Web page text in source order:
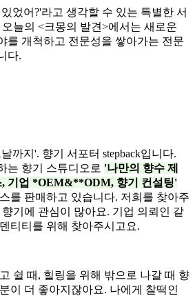
었어?'라고 생각할 수 있는 특별한 서
늘의 <크몽의 발견>에서는 새로운
를 개척하고 전문성을 쌓아가는 전문
다.
까지'. 향기 서포터 stepback입니다. 
는 향기 스튜디오로 '나만의 향수 제
, 기업 *OEM&**ODM, 향기 컨설팅'
를 판매하고 있습니다. 저희를 찾아주
기에 관심이 많아요. 기업 의뢰인 같
티티를 위해 찾아주시고요.
쉴 때, 힐링을 위해 밖으로 나갈 때 향
이 더 좋아지잖아요. 나에게 찰떡인